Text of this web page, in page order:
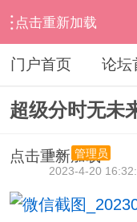
点击重新加载
› 通达信指标公式 ›
门户首页 论坛
超级分时无未
点击重新加载
hzx
管理员
2023-4-20